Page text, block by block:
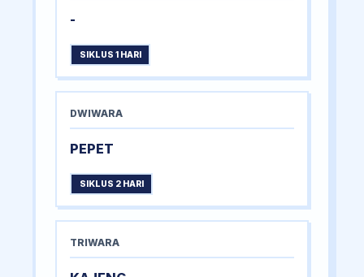
-
SIKLUS 1 HARI
DWIWARA
PEPET
SIKLUS 2 HARI
TRIWARA